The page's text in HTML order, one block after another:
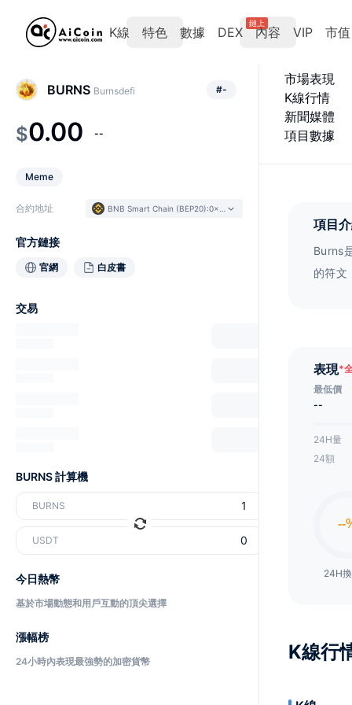
K線 特色 數據 DEX
鏈上
內容 VIP 市值
市場表現
K線行情
新聞媒體
項目數據
項目
Burns
的符文
表現*
最低價
--
24H量
24額
24H
K線行
BURNS Burnsdefi #-
$0.00 --
Meme
合約地址 BNB Smart Chain (BEP20):0x91f1...8bd7ba
官方鏈接
官網 白皮書
交易
BURNS 計算機
BURNS
USDT
今日熱幣
基於市場動態和用戶互動的頂尖選擇
漲幅榜
24小時內表現最強勢的加密貨幣